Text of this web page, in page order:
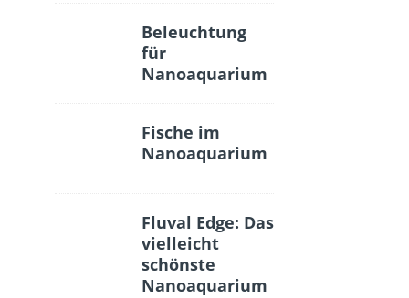
Beleuchtung
für
Nanoaquarium
Fische im
Nanoaquarium
Fluval Edge: Das
vielleicht
schönste
Nanoaquarium